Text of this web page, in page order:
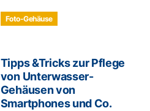
Foto-Gehäuse
Tipps &Tricks zur Pflege
von Unterwasser-
Gehäusen von
Smartphones und Co.